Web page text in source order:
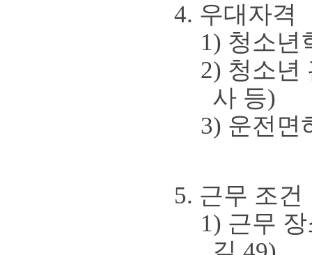
4. 우대자격
1) 청소년
2) 청소년
사 등)
3) 운전면
5. 근무 조건
1) 근무